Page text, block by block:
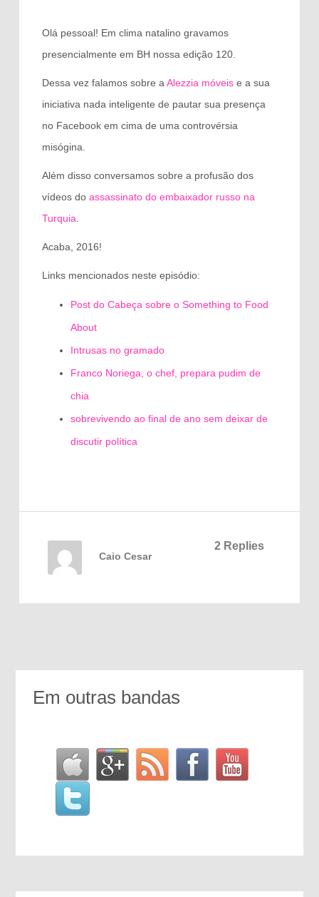
Olá pessoal! Em clima natalino gravamos
presencialmente em BH nossa edição 120.
Dessa vez falamos sobre a Alezzia móveise a sua
iniciativa nada inteligente de pautar sua presença
no Facebook em cima de uma controvérsia
misógina.
Além disso conversamos sobre a profusão dos
vídeos do assassinato do embaixador russo na
Turquia
Acaba, 2016!
Links mencionados neste episódio:
Post do Cabeça sobre o Something to Food
About
Intrusas no gramado
Franco Noriega, o chef, prepara pudim de
chia
sobrevivendo ao final de ano sem deixar de
discutir política
2 Replies
Caio Cesar
Em outras bandas